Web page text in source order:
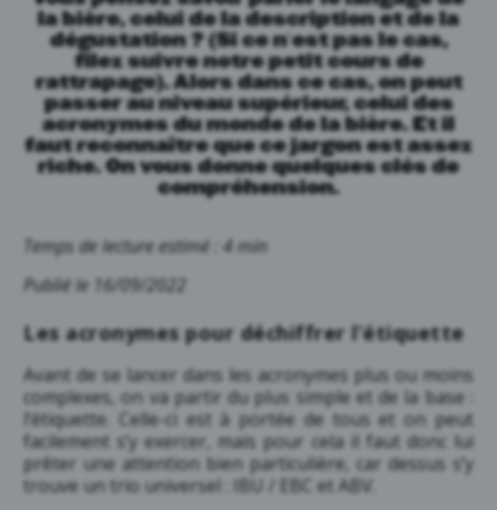
la bière, celui de la description et de la
dégustation ? (Si ce n’est pas le cas,
filez suivre notre petit cours de
rattrapage). Alors dans ce cas, on peut
passer au niveau supérieur, celui des
acronymes du monde de la bière. Et il
faut reconnaître que ce jargon est assez
riche. On vous donne quelques clés de
compréhension.
Temps de lecture estimé : 4 min
Publié le 16/09/2022
Les acronymes pour déchiffrer l’étiquette
Avant de se lancer dans les acronymes plus ou moins
complexes, on va partir du plus simple et de la base :
l’étiquette. Celle-ci est à portée de tous et on peut
facilement s’y exercer, mais pour cela il faut donc lui
prêter une attention bien particulière, car dessus s’y
trouve un trio universel : IBU / EBC et ABV.